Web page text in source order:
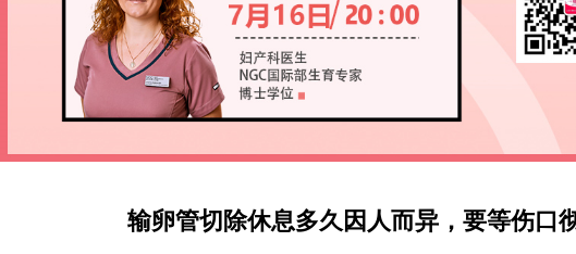
输卵管切除休息多久因人而异，要等伤口